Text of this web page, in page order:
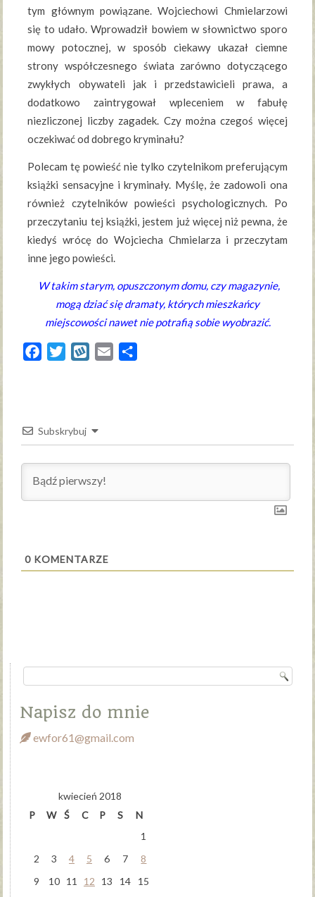
tym głównym powiązane. Wojciechowi Chmielarzowi
się to udało. Wprowadził bowiem w słownictwo sporo
mowy potocznej, w sposób ciekawy ukazał ciemne
strony współczesnego świata zarówno dotyczącego
zwykłych obywateli jak i przedstawicieli prawa, a
dodatkowo zaintrygował wpleceniem w fabułę
niezliczonej liczby zagadek. Czy można czegoś więcej
oczekiwać od dobrego kryminału?
Polecam tę powieść nie tylko czytelnikom preferującym
książki sensacyjne i kryminały. Myślę, że zadowoli ona
również czytelników powieści psychologicznych. Po
przeczytaniu tej książki, jestem już więcej niż pewna, że
kiedyś wrócę do Wojciecha Chmielarza i przeczytam
inne jego powieści.
W takim starym, opuszczonym domu, czy magazynie,
mogą dziać się dramaty, których mieszkańcy
miejscowości nawet nie potrafią sobie wyobrazić.
FacebookTwitterWykopEmail
Subskrybuj
0 KOMENTARZE
Napisz do mnie
ewfor61@gmail.com
kwiecień 2018
P
W Ś C P S
N
1
2
3 4 5 6 7
8
9
10 11 12 13 14
15